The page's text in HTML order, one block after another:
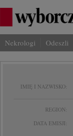
Nekrologi Odeszli
IMIĘ I NAZWISKO:
REGION:
DATA EMISJI: